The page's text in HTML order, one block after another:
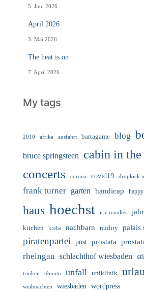
5. Juni 2026
April 2026
3. Mai 2026
The heat is on
7. April 2026
My tags
2010 afrika ausfahrt bartagame blog
bruce springsteen
cabin in the
concerts
corona covid19 dropkick
frank turner garten handicap
haus hoechst irie revoltes
kitchen krebs nachbarn nudity palais
piratenpartei post prostata
rheingau schlachthof wiesbaden
trinken ubuntu unfall uniklinik
weihnachten wiesbaden wordpress